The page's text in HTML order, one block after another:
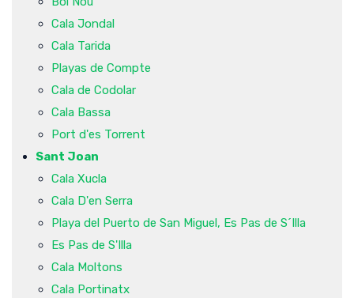
Cala Jondal
Cala Tarida
Playas de Compte
Cala de Codolar
Cala Bassa
Port d'es Torrent
Sant Joan
Cala Xucla
Cala D'en Serra
Playa del Puerto de San Miguel, Es Pas de S´Illa
Es Pas de S'Illa
Cala Moltons
Cala Portinatx